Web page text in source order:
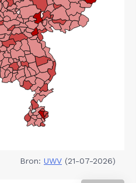
Bron: UWV (21-07-2026)